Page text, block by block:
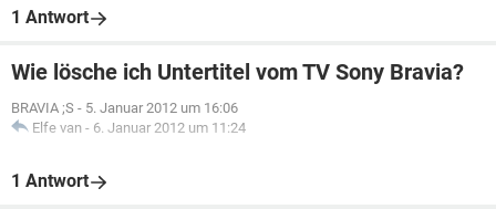
1 Antwort
Wie lösche ich Untertitel vom TV Sony Bravia?
BRAVIA ;S - 5. Januar 2012 um 16:06
Elfe van - 6. Januar 2012 um 11:24
1 Antwort